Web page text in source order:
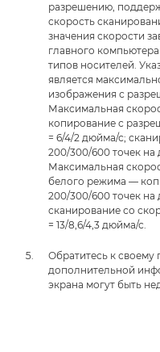
разрешению,
скорость
значения скорости
главного
типов носителей.
является
изображения с
Максимальная
копирование с
= 6/4/2 дюйма/с;
200/300/600 точек
Максимальная
белого режима —
200/300/600 точек на
сканирование со
= 13/8,6/4,3 дюйма/с.
Обратитесь к своему
дополнительной
экрана могут быть